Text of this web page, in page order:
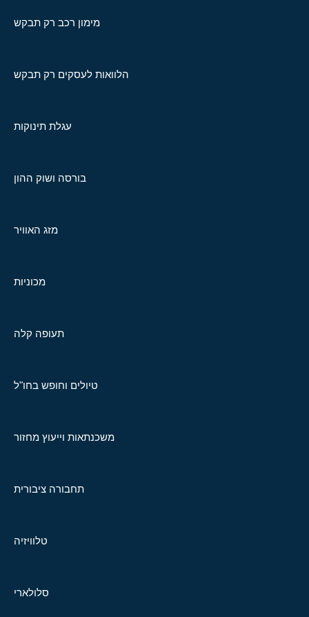
מימון רכב רק תבקש
הלוואות לעסקים רק תבקש
עגלת תינוקות
בורסה ושוק ההון
מזג האוויר
מכוניות
תעופה קלה
טיולים וחופש בחו"ל
משכנתאות וייעוץ מחזור
תחבורה ציבורית
טלוויזיה
סלולארי